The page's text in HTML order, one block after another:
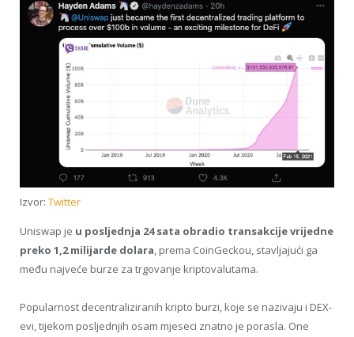
Izvor: Twitter
Uniswap je u posljednja 24 sata obradio transakcije vrijedne
preko 1,2 milijarde dolara, prema CoinGeckou, stavljajući ga
među najveće burze za trgovanje kriptovalutama.
Popularnost decentraliziranih kripto burzi, koje se nazivaju i DEX-
evi, tijekom posljednjih osam mjeseci znatno je porasla. One